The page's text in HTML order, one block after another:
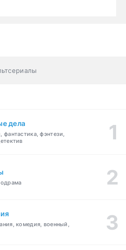
дела
фэнтези,
комедия, военный,